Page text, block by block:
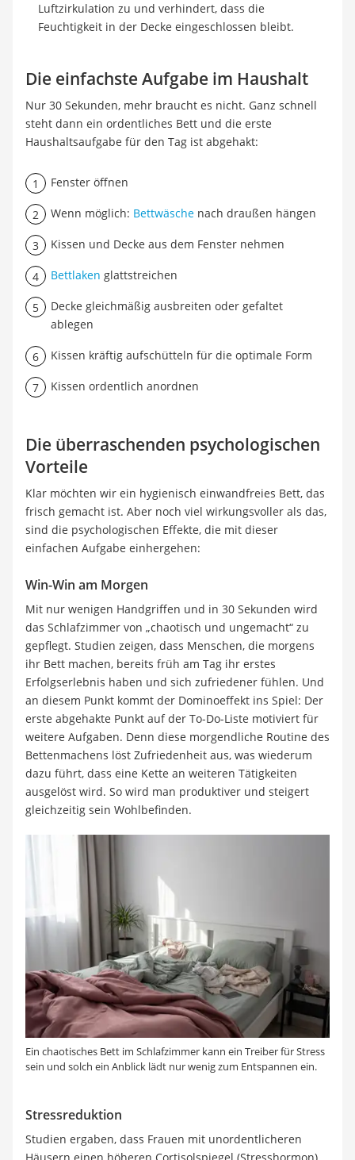
Luftzirkulation zu und verhindert, dass die
Feuchtigkeit in der Decke eingeschlossen bleibt.
Die einfachste Aufgabe im Haushalt
Nur 30 Sekunden, mehr braucht es nicht. Ganz schnell
steht dann ein ordentliches Bett und die erste
Haushaltsaufgabe für den Tag ist abgehakt:
Fenster öffnen
Wenn möglich: Bettwäsche nach draußen hängen
Kissen und Decke aus dem Fenster nehmen
Bettlaken glattstreichen
Decke gleichmäßig ausbreiten oder gefaltet
ablegen
Kissen kräftig aufschütteln für die optimale Form
Kissen ordentlich anordnen
Die überraschenden psychologischen
Vorteile
Klar möchten wir ein hygienisch einwandfreies Bett, das
frisch gemacht ist. Aber noch viel wirkungsvoller als das,
sind die psychologischen Effekte, die mit dieser
einfachen Aufgabe einhergehen:
Win-Win am Morgen
Mit nur wenigen Handgriffen und in 30 Sekunden wird
das Schlafzimmer von „chaotisch und ungemacht“ zu
gepflegt. Studien zeigen, dass Menschen, die morgens
ihr Bett machen, bereits früh am Tag ihr erstes
Erfolgserlebnis haben und sich zufriedener fühlen. Und
an diesem Punkt kommt der Dominoeffekt ins Spiel: Der
erste abgehakte Punkt auf der To-Do-Liste motiviert für
weitere Aufgaben. Denn diese morgendliche Routine des
Bettenmachens löst Zufriedenheit aus, was wiederum
dazu führt, dass eine Kette an weiteren Tätigkeiten
ausgelöst wird. So wird man produktiver und steigert
gleichzeitig sein Wohlbefinden.
Ein chaotisches Bett im Schlafzimmer kann ein Treiber für Stress
sein und solch ein Anblick lädt nur wenig zum Entspannen ein.
Stressreduktion
Studien ergaben, dass Frauen mit unordentlicheren